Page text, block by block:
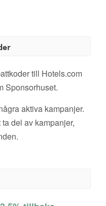
till Hotels.com
Sponsorhuset.
aktiva kampanjer.
del av kampanjer,